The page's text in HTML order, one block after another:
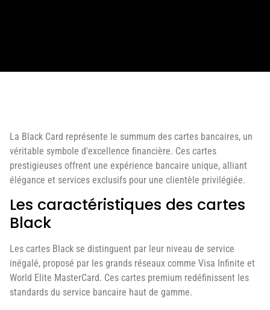
La Black Card représente le summum des cartes bancaires, un
véritable symbole d'excellence financière. Ces cartes
prestigieuses offrent une expérience bancaire unique, alliant
élégance et services exclusifs pour une clientèle privilégiée.
Les caractéristiques des cartes
Black
Les cartes Black se distinguent par leur niveau de service
inégalé, proposé par les grands réseaux comme Visa Infinite et
World Elite MasterCard. Ces cartes premium redéfinissent les
standards du service bancaire haut de gamme.